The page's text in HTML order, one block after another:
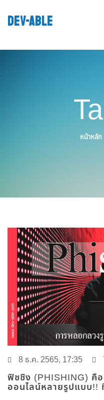
DEV-ABLE
หน้าหลัก
8 ธ.ค. 2565, 17:35
ฟิชชิง (PHISHING) คื
ออนไลน์หลายรูปแบบ!!